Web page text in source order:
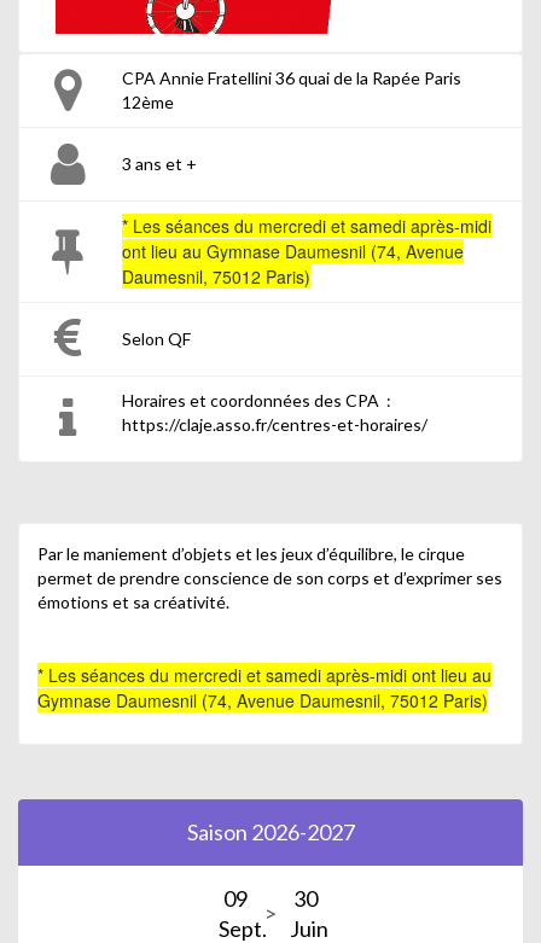
CPA Annie Fratellini 36 quai de la Rapée Paris
12ème
3 ans et +
* Les séances du mercredi et samedi après-midi
ont lieu au Gymnase Daumesnil (74, Avenue
Daumesnil, 75012 Paris)
Selon QF
Horaires et coordonnées des CPA :
https://claje.asso.fr/centres-et-horaires/
Par le maniement d’objets et les jeux d’équilibre, le cirque
permet de prendre conscience de son corps et d’exprimer ses
émotions et sa créativité.
* Les séances du mercredi et samedi après-midi ont lieu au
Gymnase Daumesnil (74, Avenue Daumesnil, 75012 Paris)
Saison 2026-2027
09
Sept.
30
Juin